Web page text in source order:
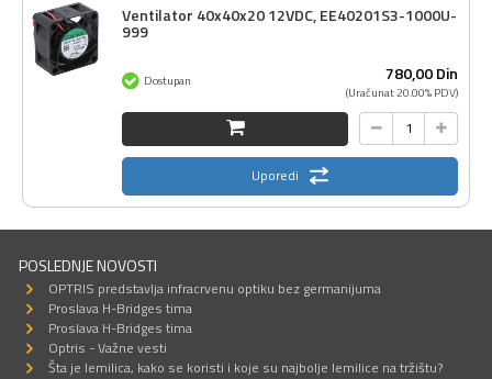
Ventilator 40x40x20 12VDC, EE40201S3-1000U-
999
780,00Din
(Uračunat 20.00% PDV)
Dostupan
Uporedi
POSLEDNJE NOVOSTI
OPTRIS predstavlja infracrvenu optiku bez germanijuma
Proslava H-Bridges tima
Proslava H-Bridges tima
Optris - Važne vesti
Šta je lemilica, kako se koristi i koje su najbolje lemilice na tržištu?